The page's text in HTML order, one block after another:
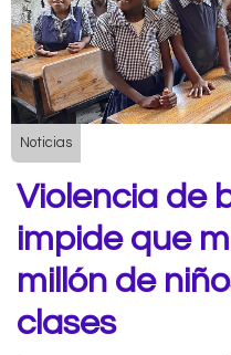
Noticias
Violencia de
impide que
millón de
clases